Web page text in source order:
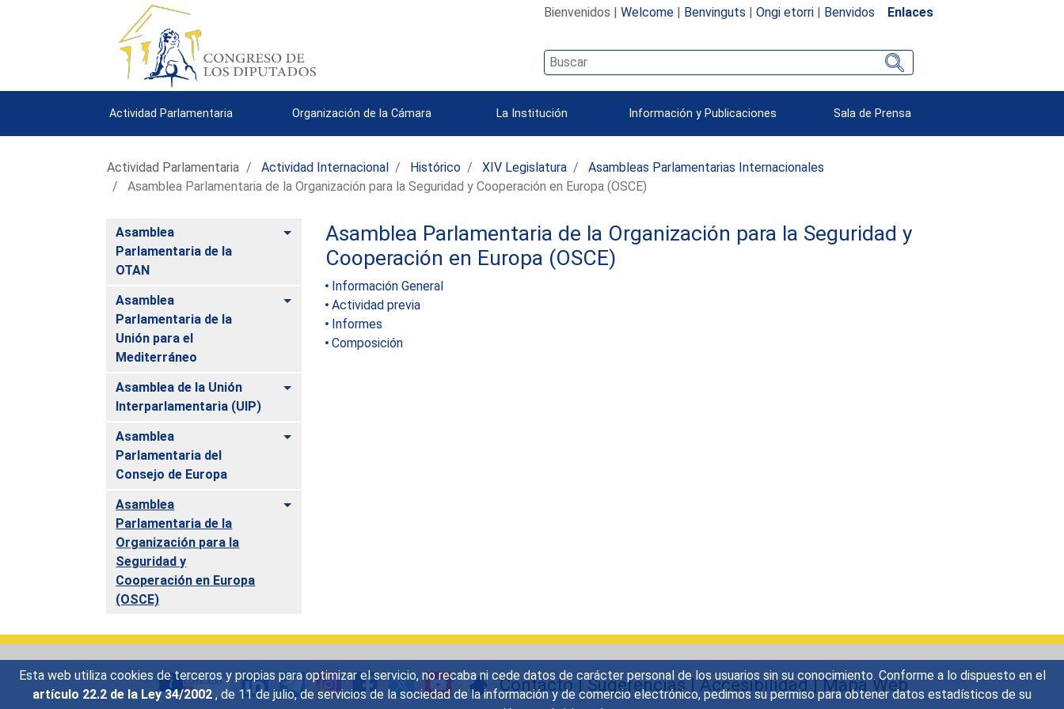
Esta web utiliza cookies de terceros y propias para optimizar el servicio, no recaba ni cede datos de carácter personal de los usuarios sin su conocimiento. Conforme a lo dispuesto en el
artículo 22.2 de la Ley 34/2002 , de 11 de julio, de servicios de la sociedad de la información y de comercio electrónico, pedimos su permiso para obtener datos estadísticos de su
Bienvenidos | Welcome| Benvinguts | Ongi etorri| Benvidos Enlaces
Actividad Parlamentaria Organización de la Cámara La Institución Información y Publicaciones Sala de Prensa
Actividad Parlamentaria Actividad Internacional Histórico XIV Legislatura
Asambleas Parlamentarias Internacionales
Asamblea Parlamentaria de la Organización para la Seguridad y Cooperación en Europa (OSCE)
Asamblea
Parlamentaria de la
OTAN
Alternar
Asamblea
Parlamentaria de la
Unión para el
Mediterráneo
Alternar
Asamblea de la Unión
Interparlamentaria (UIP)
Alternar
Asamblea
Parlamentaria del
Consejo de Europa
Alternar
Asamblea
Parlamentaria de la
Organización para la
Seguridad y
Cooperación en Europa
(OSCE)
Alternar
Asamblea Parlamentaria de la Organización para la Seguridad y
Cooperación en Europa (OSCE)
Información General
Actividad previa
Informes
Composición
Contacto|Sugerencias|Accesibilidad|Mapa Web